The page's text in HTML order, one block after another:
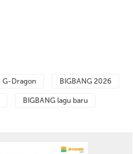
G-Dragon BIGBANG 2026
BIGBANG lagu baru